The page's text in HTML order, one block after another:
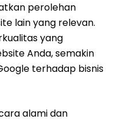
perolehan
lain yang relevan.
yang
Anda, semakin
terhadap bisnis
alami dan